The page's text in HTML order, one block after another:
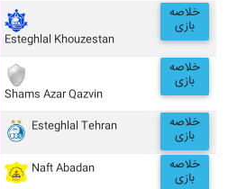
Esteghlal Khouzestan
خلاصه
بازی
Shams Azar Qazvin
خلاصه
بازی
Esteghlal Tehran خلاصه
بازی
Naft Abadan خلاصه
بازی